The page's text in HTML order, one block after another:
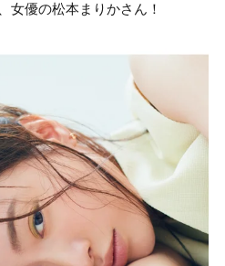
女優の松本まりかさん！